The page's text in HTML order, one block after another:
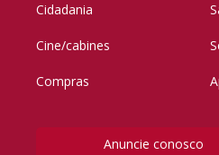
Cidadania
Cine/cabines
Compras
Anuncie conosco